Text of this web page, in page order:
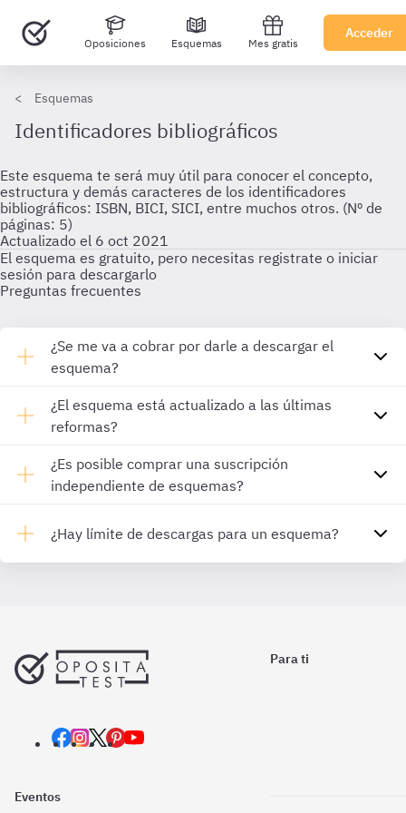
Oposiciones Esquemas Mes gratis
Acceder
Esquemas
Identificadores bibliográficos
Este esquema te será muy útil para conocer el concepto,
estructura y demás caracteres de los identificadores
bibliográficos: ISBN, BICI, SICI, entre muchos otros. (Nº de
páginas: 5)
Actualizado el 6 oct 2021
El esquema es gratuito, pero necesitas registrate o iniciar
sesión para descargarlo
Preguntas frecuentes
¿Se me va a cobrar por darle a descargar el
esquema?
¿El esquema está actualizado a las últimas
reformas?
¿Es posible comprar una suscripción
independiente de esquemas?
¿Hay límite de descargas para un esquema?
Para ti
Eventos